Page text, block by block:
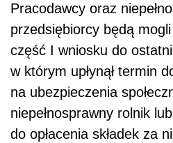
Pracodawcy oraz
przedsiębiorcy będą
część I wniosku do
w którym upłynął termin
na ubezpieczenia
niepełnosprawny rolnik
do opłacenia składek za